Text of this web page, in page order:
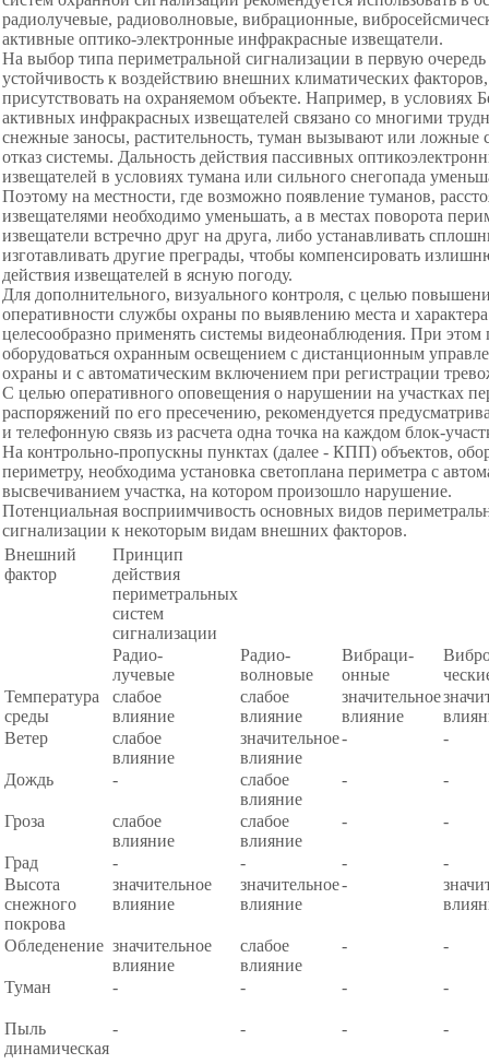
радиолучевые, радиоволновые, вибрационные,
активные оптико-электронные инфракрасные извещатели.
На выбор типа периметральной сигнализации в первую очередь
устойчивость к воздействию внешних климатических
присутствовать на охраняемом объекте. Например, в условиях
активных инфракрасных извещателей связано со многими
снежные заносы, растительность, туман вызывают или ложные
отказ системы. Дальность действия пассивных
извещателей в условиях тумана или сильного снегопада
Поэтому на местности, где возможно появление туманов,
извещателями необходимо уменьшать, а в местах поворота
извещатели встречно друг на друга, либо устанавливать
изготавливать другие преграды, чтобы компенсировать
действия извещателей в ясную погоду.
Для дополнительного, визуального контроля, с целью
оперативности службы охраны по выявлению места и
целесообразно применять системы видеонаблюдения. При
оборудоваться охранным освещением с дистанционным
охраны и с автоматическим включением при регистрации
С целью оперативного оповещения о нарушении на участках
распоряжений по его пресечению, рекомендуется
и телефонную связь из расчета одна точка на каждом блок-
На контрольно-пропускны пунктах (далее - КПП) объектов,
периметру, необходима установка светоплана периметра с
высвечиванием участка, на котором произошло нарушение.
Потенциальная восприимчивость основных видов
сигнализации к некоторым видам внешних факторов.
Внешний
фактор
Принцип
действия
периметральных
систем
сигнализации
Радио-
лучевые
Радио-
волновые
Вибраци-
онные
Температура
среды
слабое
влияние
слабое
влияние
значительное
влияние
Ветер
слабое
влияние
значительное
влияние
- -
Дождь -
слабое
влияние
- -
Гроза
слабое
влияние
слабое
влияние
- -
Град - - -
-
Высота
снежного
покрова
значительное
влияние
значительное
влияние
-
Обледенение значительное
влияние
слабое
влияние
- -
Туман - - - -
Пыль
динамическая
- - - -